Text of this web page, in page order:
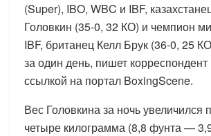
(Super), IBO, WBC и IBF,
Головкин (35-0, 32 КО) и чемпион
IBF, британец Келл Брук (36-0, 25
за один день, пишет
ссылкой на портал BoxingScene.
Вес Головкина за ночь увеличился
четыре килограмма (8,8 фунта —